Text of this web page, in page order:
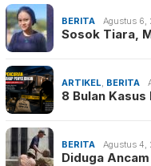
BERITA Agustus 6,
Sosok Tiara,
ARTIKEL BERITA
8 Bulan
BERITA Agustus 4,
Diduga